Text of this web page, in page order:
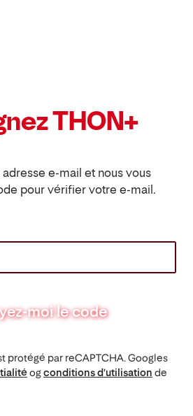
THON+
adresse e-mail et nous vous
pour vérifier votre e-mail.
moi le code
protégé par reCAPTCHA. Googles
ogconditions d'utilisation de